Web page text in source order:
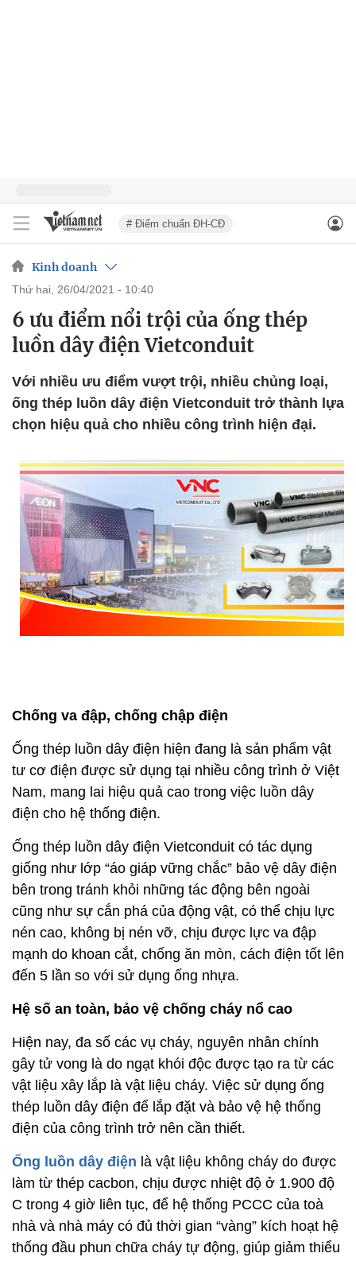
# Điểm chuẩn ĐH-CĐ
Kinh doanh
thứ hai, 26/04/2021 - 10:40
6 ưu điểm nổi trội của ống thép
luồn dây điện Vietconduit
Với nhiều ưu điểm vượt trội, nhiều chủng loại,
ống thép luồn dây điện Vietconduit trở thành lựa
chọn hiệu quả cho nhiều công trình hiện đại.
Chống va đập, chống chập điện
Ống thép luồn dây điện hiện đang là sản phẩm vật
tư cơ điện được sử dụng tại nhiều công trình ở Việt
Nam, mang lai hiệu quả cao trong việc luồn dây
điện cho hệ thống điện.
Ống thép luồn dây điện Vietconduit có tác dụng
giống như lớp “áo giáp vững chắc” bảo vệ dây điện
bên trong tránh khỏi những tác động bên ngoài
cũng như sự cắn phá của động vật, có thể chịu lực
nén cao, không bị nén vỡ, chịu được lực va đập
mạnh do khoan cắt, chống ăn mòn, cách điện tốt lên
đến 5 lần so với sử dụng ống nhựa.
Hệ số an toàn, bảo vệ chống cháy nổ cao
Hiện nay, đa số các vụ cháy, nguyên nhân chính
gây tử vong là do ngạt khói độc được tạo ra từ các
vật liệu xây lắp là vật liệu cháy. Việc sử dụng ống
thép luồn dây điện để lắp đặt và bảo vệ hệ thống
điện của công trình trở nên cần thiết.
Ống luồn dây điện là vật liệu không cháy do được
làm từ thép cacbon, chịu được nhiệt độ ở 1.900 độ
C trong 4 giờ liên tục, để hệ thống PCCC của toà
nhà và nhà máy có đủ thời gian “vàng” kích hoạt hệ
thống đầu phun chữa cháy tự động, giúp giảm thiểu